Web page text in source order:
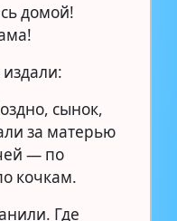
домой!
сынок,
за матерью
— по
кочкам.
Где